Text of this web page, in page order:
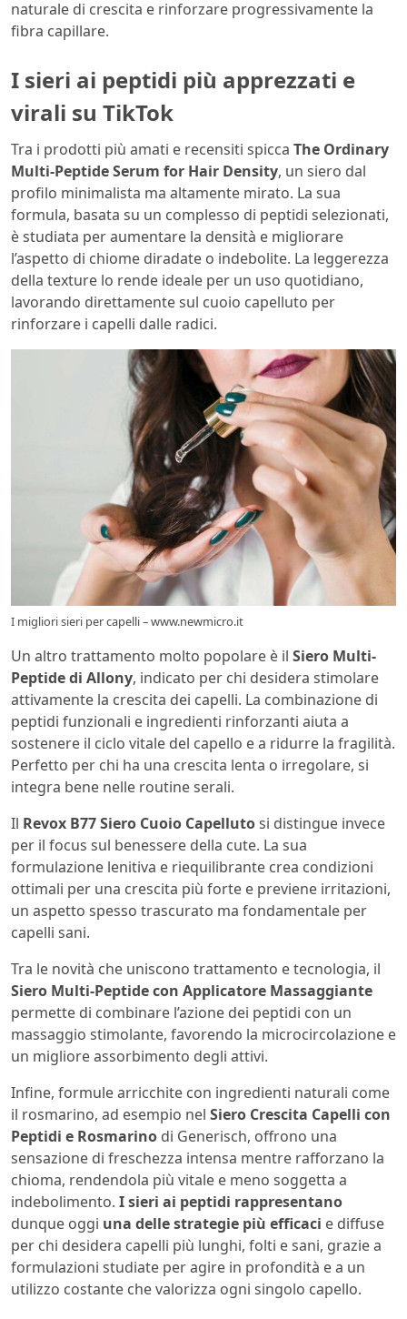
naturale di crescita e rinforzare progressivamente la
fibra capillare.
I sieri ai peptidi più apprezzati e
virali su TikTok
Tra i prodotti più amati e recensiti spicca The Ordinary
Multi-Peptide Serum for Hair Density, un siero dal
profilo minimalista ma altamente mirato. La sua
formula, basata su un complesso di peptidi selezionati,
è studiata per aumentare la densità e migliorare
l’aspetto di chiome diradate o indebolite. La leggerezza
della texture lo rende ideale per un uso quotidiano,
lavorando direttamente sul cuoio capelluto per
rinforzare i capelli dalle radici.
I migliori sieri per capelli – www.newmicro.it
Un altro trattamento molto popolare è il Siero Multi-
Peptide di Allony, indicato per chi desidera stimolare
attivamente la crescita dei capelli. La combinazione di
peptidi funzionali e ingredienti rinforzanti aiuta a
sostenere il ciclo vitale del capello e a ridurre la fragilità.
Perfetto per chi ha una crescita lenta o irregolare, si
integra bene nelle routine serali.
Il Revox B77 Siero Cuoio Capellutosi distingue invece
per il focus sul benessere della cute. La sua
formulazione lenitiva e riequilibrante crea condizioni
ottimali per una crescita più forte e previene irritazioni,
un aspetto spesso trascurato ma fondamentale per
capelli sani.
Tra le novità che uniscono trattamento e tecnologia, il
Siero Multi-Peptide con Applicatore Massaggiante
permette di combinare l’azione dei peptidi con un
massaggio stimolante, favorendo la microcircolazione e
un migliore assorbimento degli attivi.
Infine, formule arricchite con ingredienti naturali come
il rosmarino, ad esempio nel Siero Crescita Capelli con
Peptidi e Rosmarino di Generisch, offrono una
sensazione di freschezza intensa mentre rafforzano la
chioma, rendendola più vitale e meno soggetta a
indebolimento. I sieri ai peptidi rappresentano
dunque oggi una delle strategie più efficaci e diffuse
per chi desidera capelli più lunghi, folti e sani, grazie a
formulazioni studiate per agire in profondità e a un
utilizzo costante che valorizza ogni singolo capello.